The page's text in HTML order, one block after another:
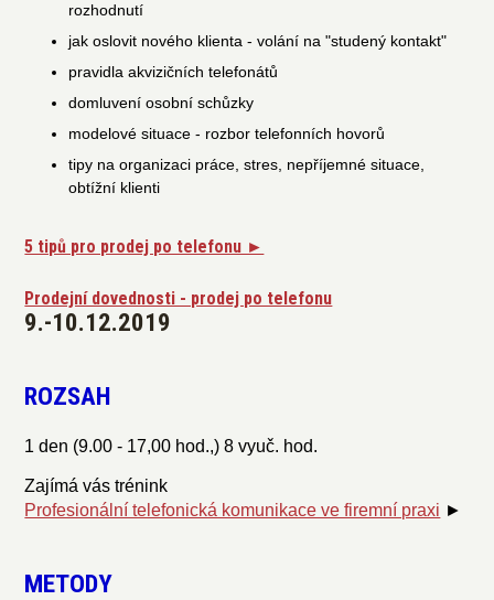
rozhodnutí
jak oslovit nového klienta - volání na "studený kontakt"
pravidla akvizičních telefonátů
domluvení osobní schůzky
modelové situace - rozbor telefonních hovorů
tipy na organizaci práce, stres, nepříjemné situace,
obtížní klienti
5 tipů pro prodej po telefonu ►
Prodejní dovednosti - prodej po telefonu
9.-10.12.2019
ROZSAH
1 den (9.00 - 17,00 hod.,) 8 vyuč. hod.
Zajímá vás trénink
Profesionální telefonická komunikace ve firemní praxi ►
METODY